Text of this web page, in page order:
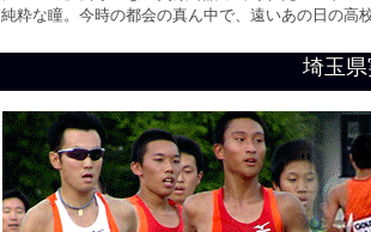
純粋な瞳。今時の都会の真ん中で、遠いあの日の高
埼玉